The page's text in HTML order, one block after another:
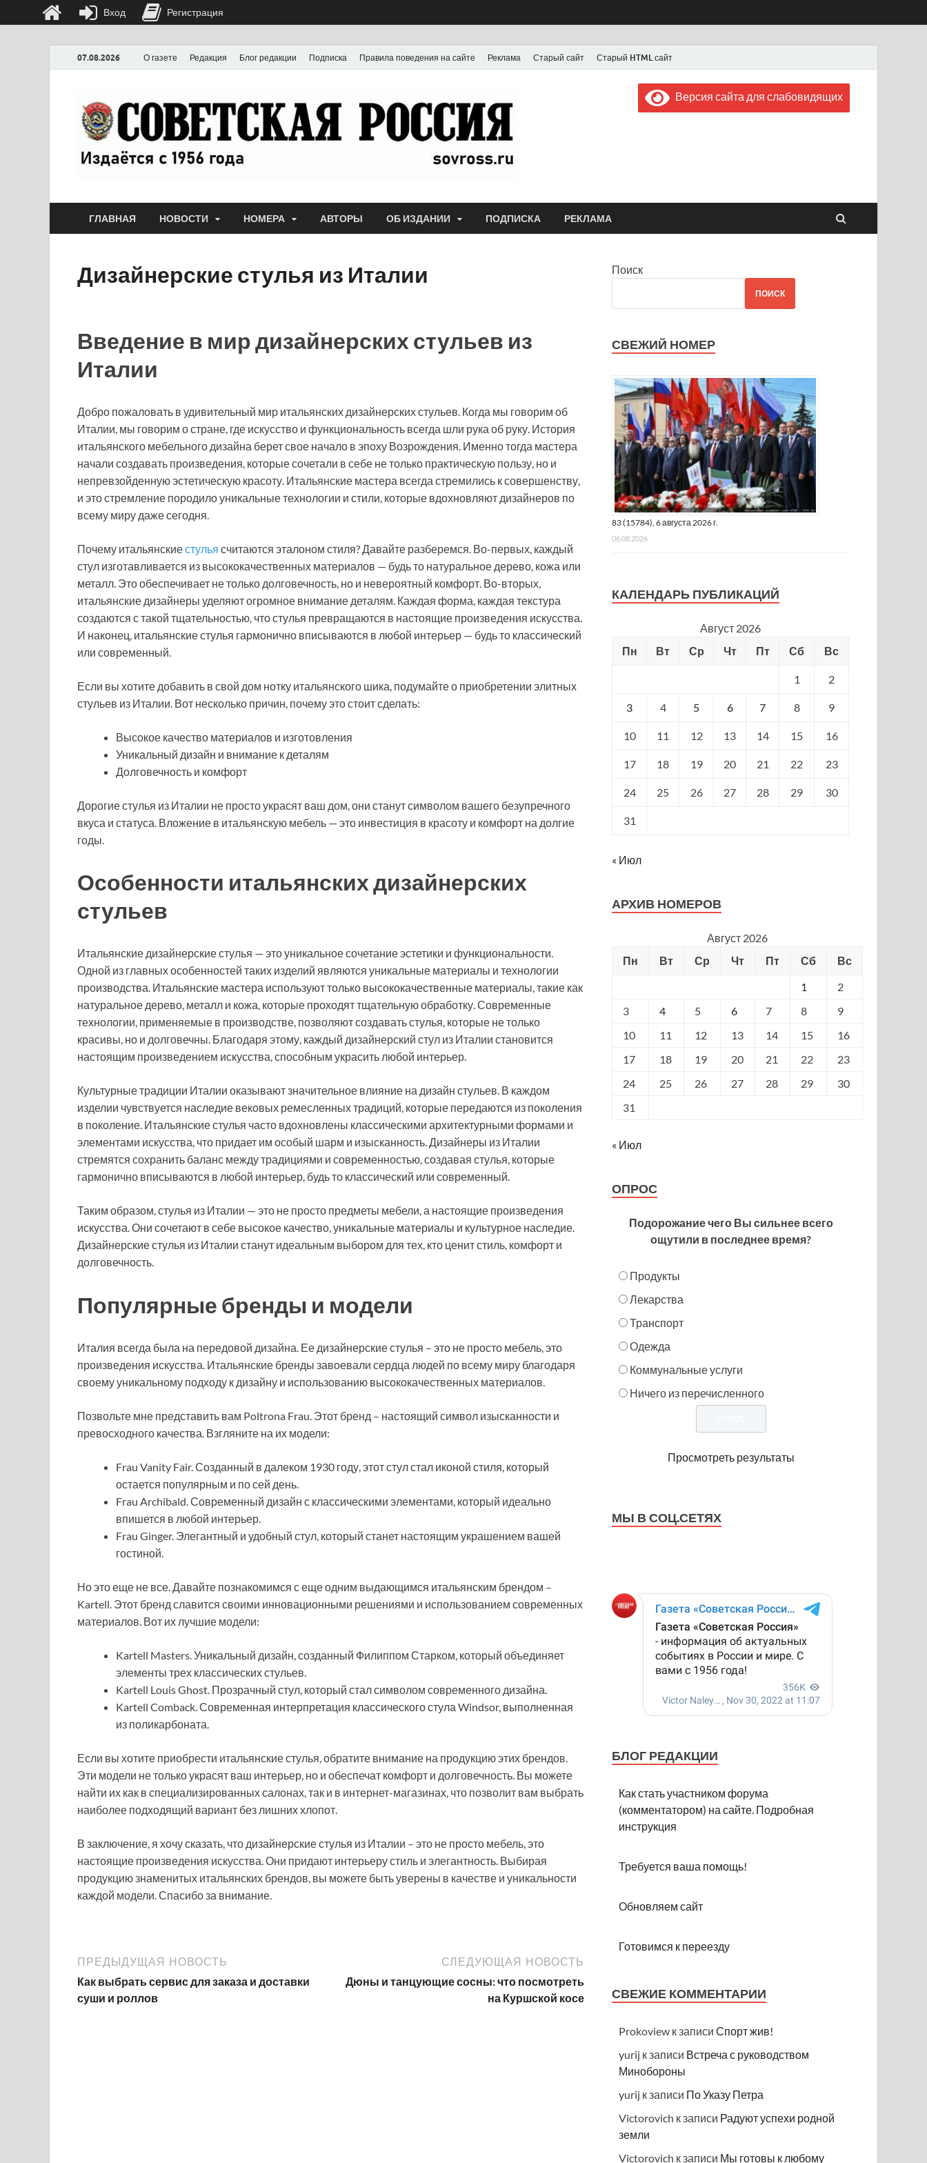
07.08.2026 О газете Редакция Блог редакции Подписка Правила поведения на сайте Реклама Старый сайт Старый HTML сайт
Газета "Советская Россия"
Выпускается с июля 1956 года
Версия сайта для слабовидящих
ГЛАВНАЯ НОВОСТИ НОМЕРА АВТОРЫ ОБ ИЗДАНИИ ПОДПИСКА РЕКЛАМА
Дизайнерские стулья из Италии
Введение в мир дизайнерских стульев из
Италии
Добро пожаловать в удивительный мир итальянских дизайнерских стульев. Когда мы говорим об
Италии, мы говорим о стране, где искусство и функциональность всегда шли рука об руку. История
итальянского мебельного дизайна берет свое начало в эпоху Возрождения. Именно тогда мастера
начали создавать произведения, которые сочетали в себе не только практическую пользу, но и
непревзойденную эстетическую красоту. Итальянские мастера всегда стремились к совершенству,
и это стремление породило уникальные технологии и стили, которые вдохновляют дизайнеров по
всему миру даже сегодня.
Почему итальянскиестулья считаются эталоном стиля? Давайте разберемся. Во-первых, каждый
стул изготавливается из высококачественных материалов — будь то натуральное дерево, кожа или
металл. Это обеспечивает не только долговечность, но и невероятный комфорт. Во-вторых,
итальянские дизайнеры уделяют огромное внимание деталям. Каждая форма, каждая текстура
создаются с такой тщательностью, что стулья превращаются в настоящие произведения искусства.
И наконец, итальянские стулья гармонично вписываются в любой интерьер — будь то классический
или современный.
Если вы хотите добавить в свой дом нотку итальянского шика, подумайте о приобретении элитных
стульев из Италии. Вот несколько причин, почему это стоит сделать:
Высокое качество материалов и изготовления
Уникальный дизайн и внимание к деталям
Долговечность и комфорт
Дорогие стулья из Италии не просто украсят ваш дом, они станут символом вашего безупречного
вкуса и статуса. Вложение в итальянскую мебель — это инвестиция в красоту и комфорт на долгие
годы.
Особенности итальянских дизайнерских
стульев
Итальянские дизайнерские стулья — это уникальное сочетание эстетики и функциональности.
Одной из главных особенностей таких изделий являются уникальные материалы и технологии
производства. Итальянские мастера используют только высококачественные материалы, такие как
натуральное дерево, металл и кожа, которые проходят тщательную обработку. Современные
технологии, применяемые в производстве, позволяют создавать стулья, которые не только
красивы, но и долговечны. Благодаря этому, каждый дизайнерский стул из Италии становится
настоящим произведением искусства, способным украсить любой интерьер.
Культурные традиции Италии оказывают значительное влияние на дизайн стульев. В каждом
изделии чувствуется наследие вековых ремесленных традиций, которые передаются из поколения
в поколение. Итальянские стулья часто вдохновлены классическими архитектурными формами и
элементами искусства, что придает им особый шарм и изысканность. Дизайнеры из Италии
стремятся сохранить баланс между традициями и современностью, создавая стулья, которые
гармонично вписываются в любой интерьер, будь то классический или современный.
Таким образом, стулья из Италии — это не просто предметы мебели, а настоящие произведения
искусства. Они сочетают в себе высокое качество, уникальные материалы и культурное наследие.
Дизайнерские стулья из Италии станут идеальным выбором для тех, кто ценит стиль, комфорт и
долговечность.
Популярные бренды и модели
Италия всегда была на передовой дизайна. Ее дизайнерские стулья – это не просто мебель, это
произведения искусства. Итальянские бренды завоевали сердца людей по всему миру благодаря
своему уникальному подходу к дизайну и использованию высококачественных материалов.
Позвольте мне представить вам Poltrona Frau. Этот бренд – настоящий символ изысканности и
превосходного качества. Взгляните на их модели:
Frau Vanity Fair. Созданный в далеком 1930 году, этот стул стал иконой стиля, который
остается популярным и по сей день.
Frau Archibald. Современный дизайн с классическими элементами, который идеально
впишется в любой интерьер.
Frau Ginger. Элегантный и удобный стул, который станет настоящим украшением вашей
гостиной.
Но это еще не все. Давайте познакомимся с еще одним выдающимся итальянским брендом –
Kartell. Этот бренд славится своими инновационными решениями и использованием современных
материалов. Вот их лучшие модели:
Kartell Masters. Уникальный дизайн, созданный Филиппом Старком, который объединяет
элементы трех классических стульев.
Kartell Louis Ghost. Прозрачный стул, который стал символом современного дизайна.
Kartell Comback. Современная интерпретация классического стула Windsor, выполненная
из поликарбоната.
Если вы хотите приобрести итальянские стулья, обратите внимание на продукцию этих брендов.
Эти модели не только украсят ваш интерьер, но и обеспечат комфорт и долговечность. Вы можете
найти их как в специализированных салонах, так и в интернет-магазинах, что позволит вам выбрать
наиболее подходящий вариант без лишних хлопот.
В заключение, я хочу сказать, что дизайнерские стулья из Италии – это не просто мебель, это
настоящие произведения искусства. Они придают интерьеру стиль и элегантность. Выбирая
продукцию знаменитых итальянских брендов, вы можете быть уверены в качестве и уникальности
каждой модели. Спасибо за внимание.
ПРЕДЫДУЩАЯ НОВОСТЬ
Как выбрать сервис для заказа и доставки
суши и роллов
СЛЕДУЮЩАЯ НОВОСТЬ
Дюны и танцующие сосны: что посмотреть
на Куршской косе
Поиск
ПОИСК
СВЕЖИЙ НОМЕР
83 (15784), 6 августа 2026 г.
06.08.2026
КАЛЕНДАРЬ ПУБЛИКАЦИЙ
Август 2026
Пн
Вт Ср Чт Пт Сб Вс
1 2
3 4 5 6 7 8 9
10 11 12 13 14 15 16
17 18 19 20 21 22 23
24 25 26 27 28 29 30
31
« Июл
АРХИВ НОМЕРОВ
Август 2026
Пн
Вт Ср Чт Пт Сб
Вс
1
2
3
4 5 6 7 8
9
10
11 12 13 14 15
16
17
18 19 20 21 22
23
24
25 26 27 28 29
30
31
« Июл
ОПРОС
Подорожание чего Вы сильнее всего
ощутили в последнее время?
Продукты
Лекарства
Транспорт
Одежда
Коммунальные услуги
Ничего из перечисленного
Просмотреть результаты
МЫ В СОЦ.СЕТЯХ
БЛОГ РЕДАКЦИИ
Как стать участником форума
(комментатором) на сайте. Подробная
инструкция
Требуется ваша помощь!
Обновляем сайт
Готовимся к переезду
СВЕЖИЕ КОММЕНТАРИИ
Prokoview к записиСпорт жив!
yurij к записи Встреча с руководством
Минобороны
yurij к записи По Указу Петра
Victorovich к записи Радуют успехи родной
земли
Victorovich к записи Мы готовы к любому
Вход Регистрация